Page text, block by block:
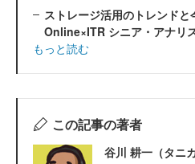
ストレージ活用のトレンド
Online×ITR シニア・アナリ
もっと読む
この記事の著者
谷川 耕一（タニ